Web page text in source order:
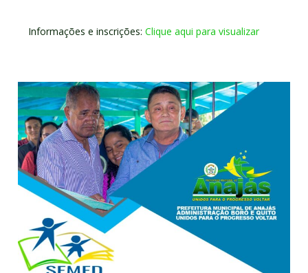
Informações e inscrições: Clique aqui para visualizar